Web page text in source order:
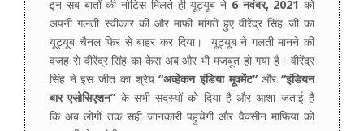
इन सब बातों की नोटिस मिलते ही यूट्यूब ने 6नवंबर, 2021 को
अपनी गलती स्वीकार की और माफी मांगते हुए वीरेंद्र सिंह जी का
यूट्यूब चैनल फिर से बाहर कर दिया। यूट्यूब ने गलती मानने की
वजह से वीरेंद्र सिंह का केस अब और भी मजबूत हो गया है। वीरेंद्र
सिंह ने इस जीत का श्रेय“अव्हेकन इंडिया मूवमेंट”और“इंडियन
बार एसोसिएशन” के सभी सदस्यों को दिया है और आशा जताई है
कि अब लोगों तक सही जानकारी पहुंचेगी और वैक्सीन माफिया को